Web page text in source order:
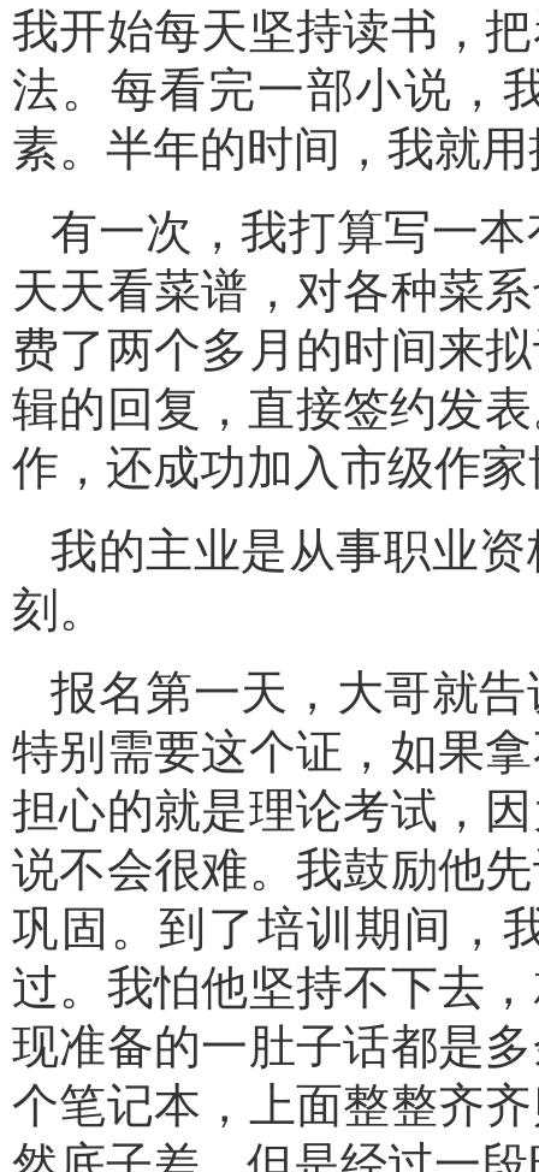
我开始每天坚持读书，
法。每看完一部小说，
素。半年的时间，我就
有一次，我打算写一
天天看菜谱，对各种菜
费了两个多月的时间来
辑的回复，直接签约发
作，还成功加入市级作
我的主业是从事职业
刻。
报名第一天，大哥就
特别需要这个证，如果
担心的就是理论考试，
说不会很难。我鼓励他
巩固。到了培训期间，
过。我怕他坚持不下去
现准备的一肚子话都是
个笔记本，上面整整齐